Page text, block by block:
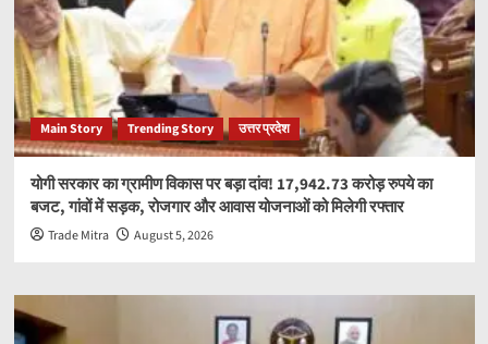
Main Story Trending Story उत्तर प्रदेश
योगी सरकार का ग्रामीण विकास पर बड़ा दांव! 17,942.73 करोड़ रुपये का
बजट, गांवों में सड़क, रोजगार और आवास योजनाओं को मिलेगी रफ्तार
Trade Mitra August 5, 2026